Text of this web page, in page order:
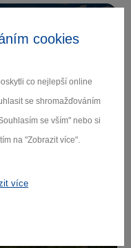
cookies
co nejlepší online
se shromažďováním
se vším" nebo si
na "Zobrazit více".
více
newsletteru